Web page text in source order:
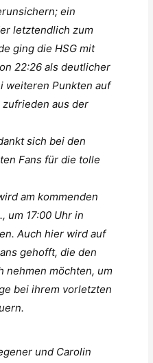
ein
letztendlich zum
ging die HSG mit
22:26 als deutlicher
weiteren Punkten auf
aus der
sich bei den
Fans für die tolle
am kommenden
um 17:00 Uhr in
Auch hier wird auf
gehofft, die den
nehmen möchten, um
bei ihrem vorletzten
und Carolin